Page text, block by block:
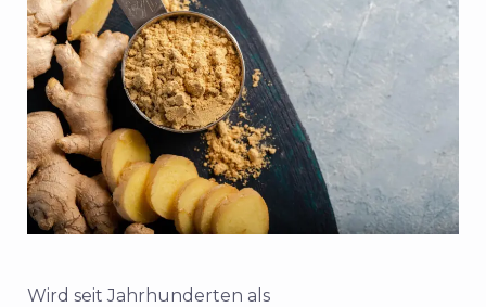
Wird seit Jahrhunderten als